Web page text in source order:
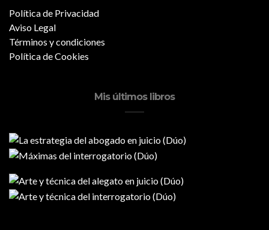
Política de Privacidad
Aviso Legal
Términos y condiciones
Política de Cookies
Mis últimos libros